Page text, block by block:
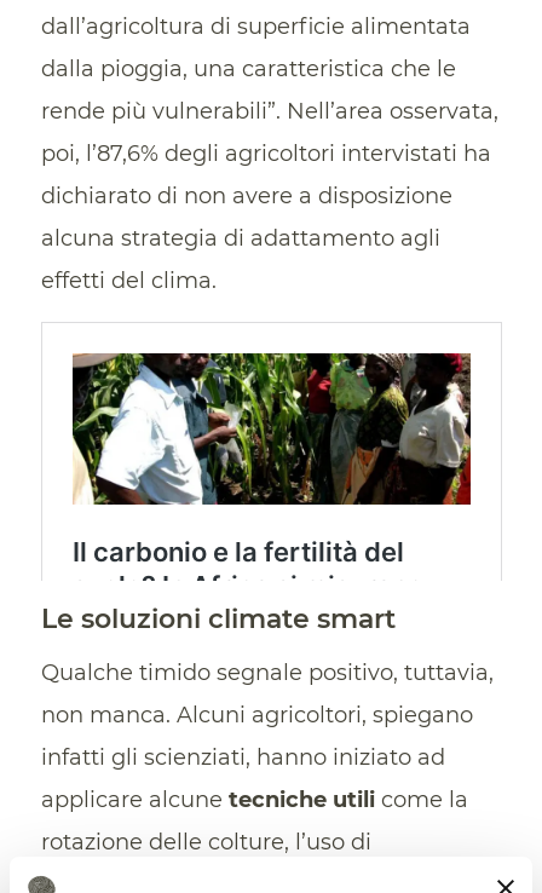
dall’agricoltura di superficie alimentata
dalla pioggia, una caratteristica che le
rende più vulnerabili”. Nell’area osservata,
poi, l’87,6% degli agricoltori intervistati ha
dichiarato di non avere a disposizione
alcuna strategia di adattamento agli
effetti del clima.
Le soluzioni climate smart
Qualche timido segnale positivo, tuttavia,
non manca. Alcuni agricoltori, spiegano
infatti gli scienziati, hanno iniziato ad
applicare alcune tecniche utilicome la
rotazione delle colture, l’uso di
biofertilizzanti e biopesticidi e il riutilizzo